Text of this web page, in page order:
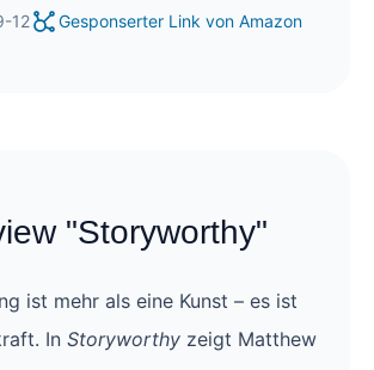
12 Gesponserter Link von Amazon
"Storyworthy"
ist mehr als eine Kunst – es ist
In Storyworthy zeigt Matthew